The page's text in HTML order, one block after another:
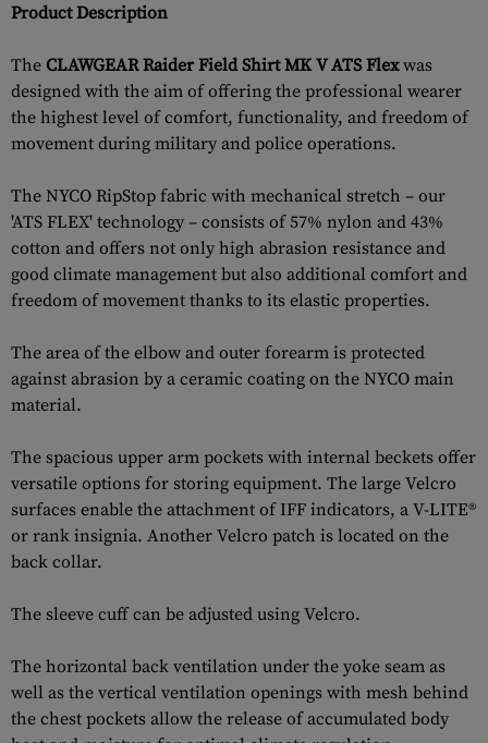
Product Description
The CLAWGEAR Raider Field Shirt MK V ATS Flexwas
designed with the aim of offering the professional wearer
the highest level of comfort, functionality, and freedom of
movement during military and police operations.
The NYCO RipStop fabric with mechanical stretch – our
'ATS FLEX' technology – consists of 57% nylon and 43%
cotton and offers not only high abrasion resistance and
good climate management but also additional comfort and
freedom of movement thanks to its elastic properties.
The area of the elbow and outer forearm is protected
against abrasion by a ceramic coating on the NYCO main
material.
The spacious upper arm pockets with internal beckets offer
versatile options for storing equipment. The large Velcro
surfaces enable the attachment of IFF indicators, a V-LITE®
or rank insignia. Another Velcro patch is located on the
back collar.
The sleeve cuff can be adjusted using Velcro.
The horizontal back ventilation under the yoke seam as
well as the vertical ventilation openings with mesh behind
the chest pockets allow the release of accumulated body